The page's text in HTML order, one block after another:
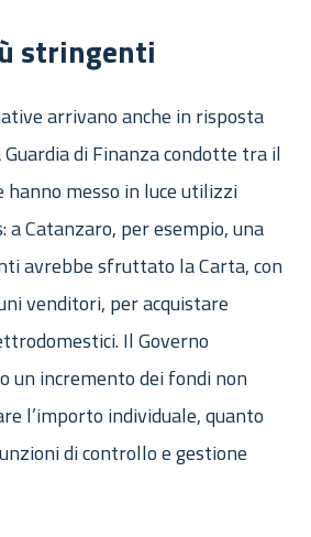
stringenti
arrivano anche in risposta
di Finanza condotte tra il
hanno messo in luce utilizzi
a Catanzaro, per esempio, una
avrebbe sfruttato la Carta, con
venditori, per acquistare
Il Governo
un incremento dei fondi non
l’importo individuale, quanto
di controllo e gestione